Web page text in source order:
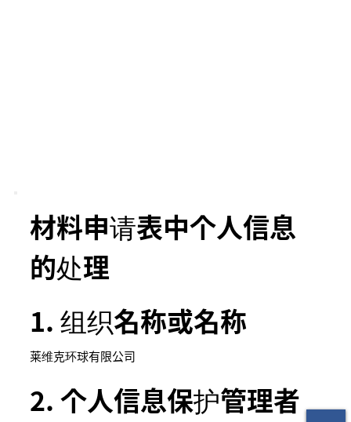
材料申请表中个人信息
的处理
1. 组织名称或名称
莱维克环球有限公司
2. 个人信息保护管理者